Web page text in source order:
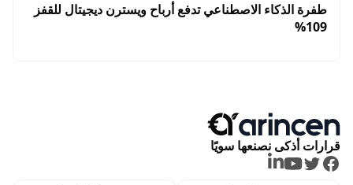
طفرة الذكاء الاصطناعي تدفع أرباح ويسترن ديجيتال للقفز
109%
قرارات أذكى نصنعها سويًا
Facebook
Twitter
Youtube
LinkedIn